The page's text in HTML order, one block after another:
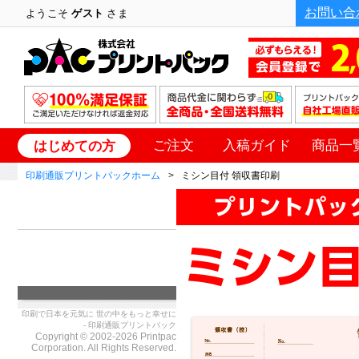
ようこそゲスト さま お問い合
はじめての方 ご注文 入稿ガイド 商品一
印刷通販プリントパックホーム ミシン目付 領収書印刷
印刷で日本を元気に 世の中をもっと幸せに
- 印刷通販プリントパック
Copyright © 2002-2026 Printpac
Corporation. All Rights Reserved.